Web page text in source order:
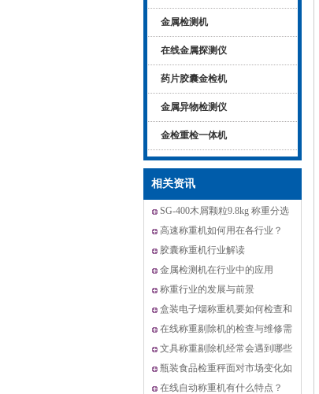
金属检测机
在线金属探测仪
药片胶囊金检机
金属异物检测仪
金检重检一体机
相关资讯
SG-400木屑颗粒9.8kg 称重分选
机,动态选别秤方案
高速称重机如何用在各行业？
胶囊称重机行业解读
金属检测机在行业中的应用
称重行业的发展与前景
盒装电子烟称重机要如何检查和
维修？
在线称重剔除机的检查与维修需
要怎么做？
文具称重剔除机经常会遇到哪些
问题？
瓶装食品检重秤面对市场变化如
何升级？
在线自动称重机有什么特点？